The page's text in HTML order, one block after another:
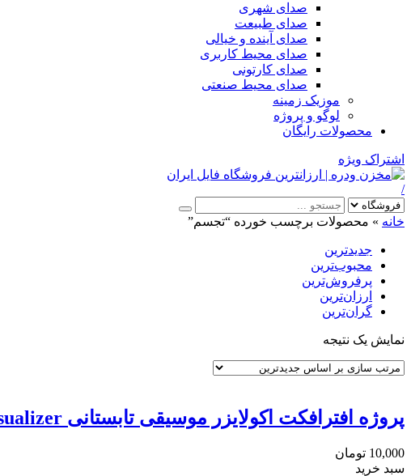
صدای شهری
صدای طبیعت
صدای آینده و خیالی
صدای محیط کاربری
صدای کارتونی
صدای محیط صنعتی
موزیک زمینه
لوگو و پروژه
محصولات رایگان
اشتراک ویژه
/
خانه » محصولات برچسب خورده “تجسم”
جدیدترین
محبوب‌ترین
پرفروش‌ترین
ارزان‌ترین
گران‌ترین
نمایش یک نتیجه
پروژه افترافکت اکولایزر موسیقی تابستانی Summer Music and Podcast Visualizer
10,000 تومان
سبد خرید